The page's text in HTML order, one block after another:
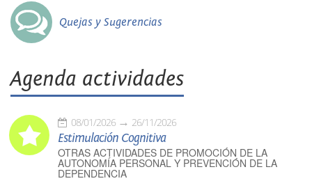
Quejas y Sugerencias
Agenda actividades
08/01/2026 26/11/2026
Estimulación Cognitiva
OTRAS ACTIVIDADES DE PROMOCIÓN DE LA
AUTONOMÍA PERSONAL Y PREVENCIÓN DE LA
DEPENDENCIA